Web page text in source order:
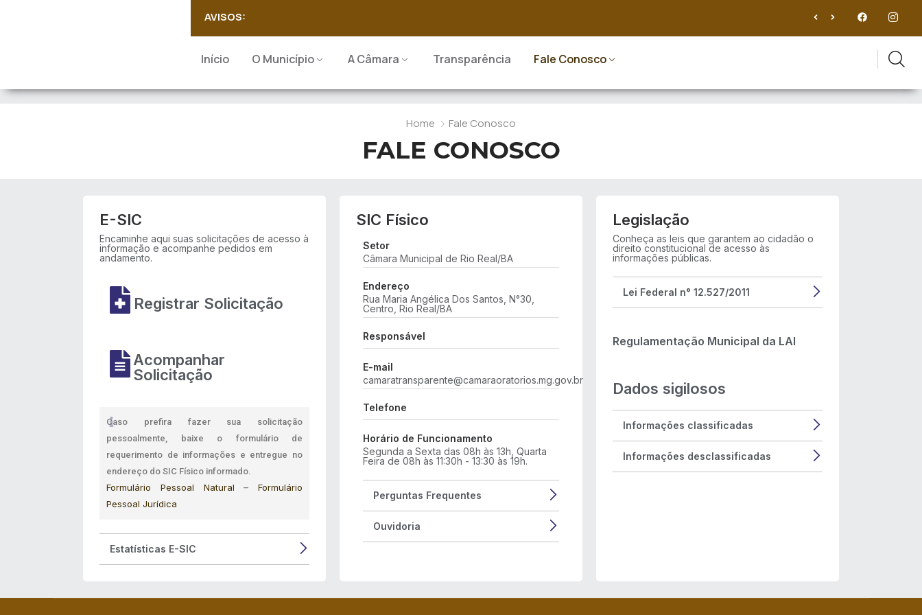
AVISOS:
Início O Município A Câmara Transparência Fale Conosco
Home Fale Conosco
FALE CONOSCO
E-SIC
Encaminhe aqui suas solicitações de acesso à
informação e acompanhe pedidos em
andamento.
Registrar Solicitação
Acompanhar
Solicitação
Caso prefira fazer sua solicitação
pessoalmente, baixe o formulário de
requerimento de informações e entregue no
endereço do SIC Físico informado.
Formulário Pessoal Natural –Formulário
Pessoal Jurídica
Estatísticas E-SIC
SIC Físico
Setor
Câmara Municipal de Rio Real/BA
Endereço
Rua Maria Angélica Dos Santos, N°30,
Centro, Rio Real/BA
Responsável
E-mail
camaratransparente@camaraoratorios.mg.gov.br
Telefone
Horário de Funcionamento
Segunda a Sexta das 08h às 13h, Quarta
Feira de 08h às 11:30h - 13:30 às 19h.
Perguntas Frequentes
Ouvidoria
Legislação
Conheça as leis que garantem ao cidadão o
direito constitucional de acesso às
informações públicas.
Lei Federal n° 12.527/2011
Regulamentação Municipal da LAI
Dados sigilosos
Informações classificadas
Informações desclassificadas